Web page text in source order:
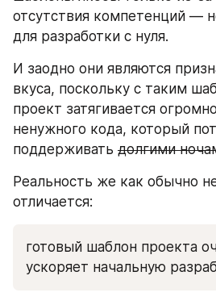
отсутствия компетенций —
для разработки с нуля.
И заодно они являются
вкуса, поскольку с таким
проект затягивается
ненужного кода, который
поддерживать долгими
Реальность же как обычно
отличается:
готовый шаблон проекта
ускоряет начальную